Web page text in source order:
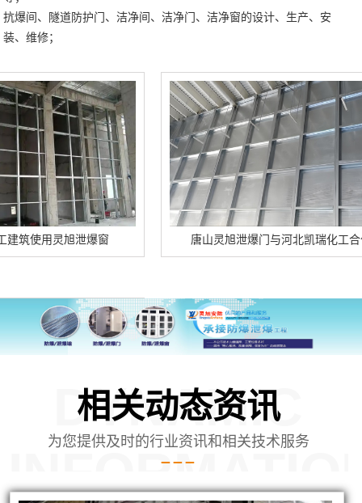
抗爆间、隧道防护门、洁净间、洁净门、洁净窗的设计、生产、安
装、维修；
灵旭泄爆窗 唐山灵旭泄爆门与河北凯瑞化工合作
相关动态资讯
DYNAMIC
为您提供及时的行业资讯和相关技术服务